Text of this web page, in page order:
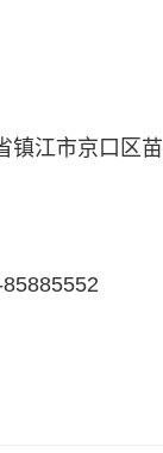
镇江市京口区